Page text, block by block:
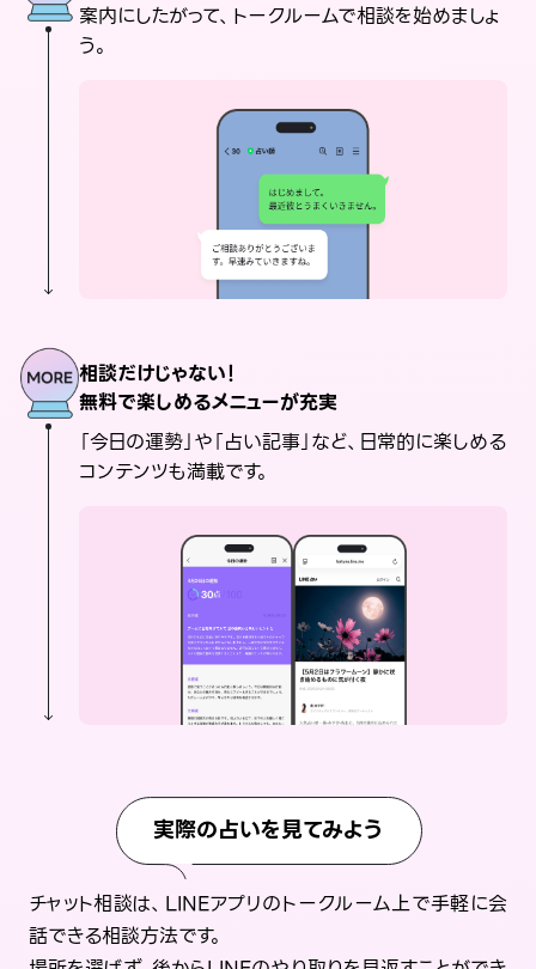
案内にしたがって、トークルームで相談を始めましょ
う。
相談だけじゃない！
無料で楽しめるメニューが充実
「今日の運勢」や「占い記事」など、日常的に楽しめる
コンテンツも満載です。
実際の占いを見てみよう
チャット相談は、LINEアプリのトークルーム上で手軽に会
話できる相談方法です。